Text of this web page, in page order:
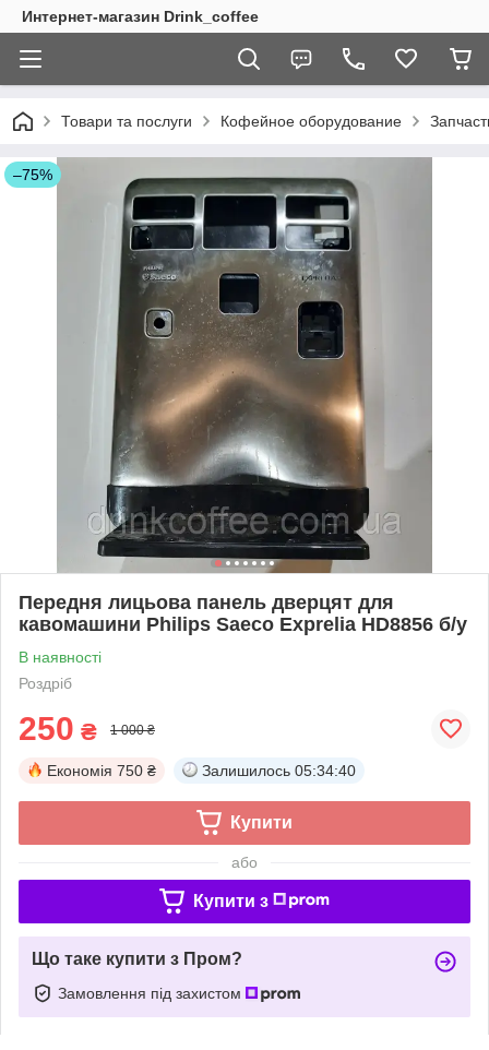
Интернет-магазин Drink_coffee
Товари та послуги Кофейное оборудование
–75%
Передня лицьова панель дверцят для
кавомашини Philips Saeco Exprelia HD8856 б/у
В наявності
Роздріб
250 ₴ 1 000 ₴
Економія 750 ₴ Залишилось 05:34:39
Купити
або
Купити з
Що таке купити з Пром?
Замовлення під захистом